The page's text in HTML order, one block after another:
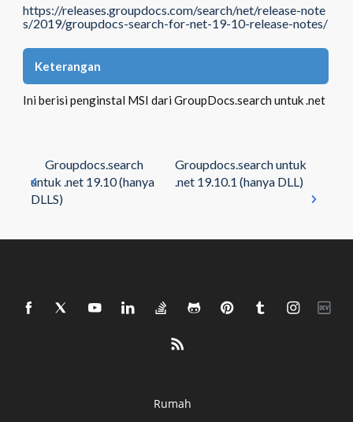
https://releases.groupdocs.com/search/net/release-note
s/2019/groupdocs-search-for-net-19-10-release-notes/
Keterangan
Ini berisi penginstal MSI dari GroupDocs.search untuk .net
Groupdocs.search
untuk .net 19.10 (hanya
DLLS)
Groupdocs.search untuk
.net 19.10.1 (hanya DLL)
Rumah